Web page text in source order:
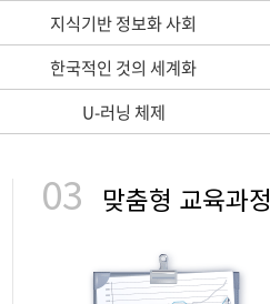
지식기반 정보화 사회
한국적인 것의 세계화
U-러닝 체제
03 맞춤형 교육과정